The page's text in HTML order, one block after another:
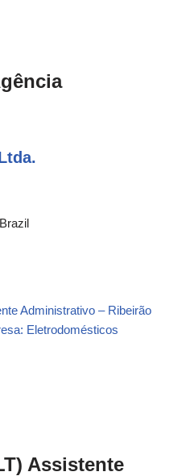
Administrativo – Ribeirão
Eletrodomésticos
Assistente